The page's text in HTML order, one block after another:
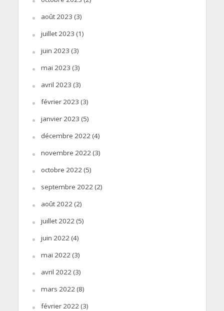
août 2023 (3)
juillet 2023 (1)
juin 2023 (3)
mai 2023 (3)
avril 2023 (3)
février 2023 (3)
janvier 2023 (5)
décembre 2022(4)
novembre 2022(3)
octobre 2022(5)
septembre 2022(2)
août 2022(2)
juillet 2022(5)
juin 2022(4)
mai 2022(3)
avril 2022(3)
mars 2022(8)
février 2022(3)